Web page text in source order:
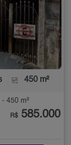
450 m²
450 m²
R$ 585.000